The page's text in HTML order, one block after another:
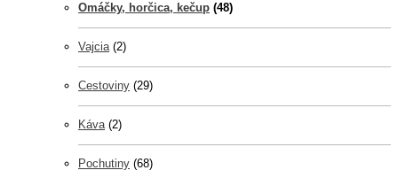
Omáčky, horčica, kečup (48)
Vajcia (2)
Cestoviny (29)
Káva (2)
Pochutiny (68)